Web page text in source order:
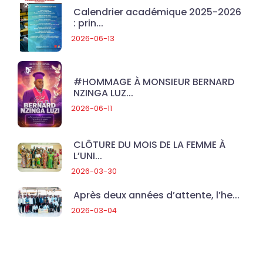
Calendrier académique 2025-2026
: prin...
2026-06-13
#HOMMAGE À MONSIEUR BERNARD
NZINGA LUZ...
2026-06-11
CLÔTURE DU MOIS DE LA FEMME À
L’UNI...
2026-03-30
Après deux années d’attente, l’he...
2026-03-04